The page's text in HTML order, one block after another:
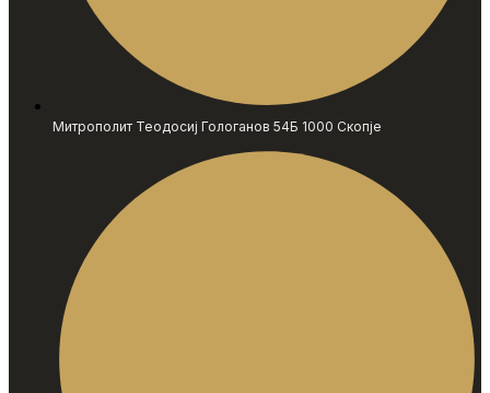
Митрополит Теодосиј Гологанов 54Б 1000 Скопје